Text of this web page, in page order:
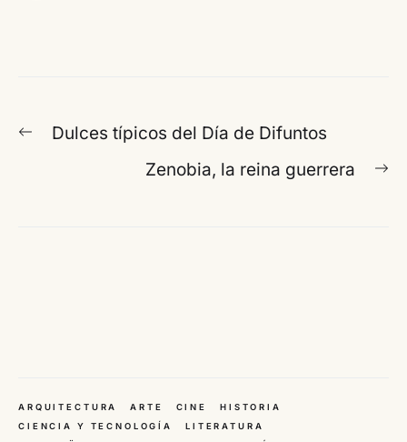
Navegación
EntradaDulces típicos del Día de Difuntos
Zenobia, la reina guerrera
ARQUITECTURA ARTE CINE
HISTORIA
CIENCIA Y TECNOLOGÍA
LITERATURA